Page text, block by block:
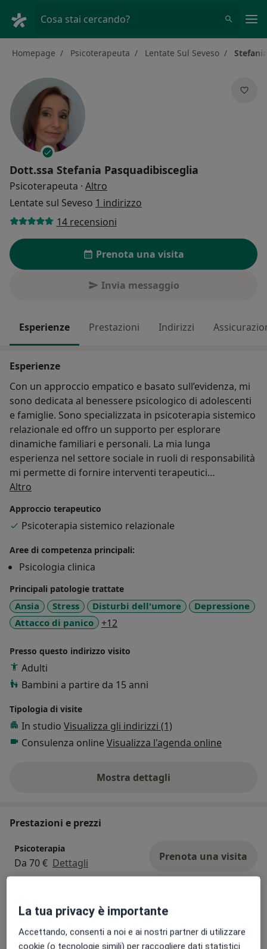
Cosa stai cercando?
Homepage Psicoterapeuta Lentate Sul Seveso
Dott.ssa Stefania Pasquadibisceglia
Psicoterapeuta · Altro
Lentate sul Seveso 1 indirizzo
14 recensioni
Prenota una visita
Invia messaggio
Esperienze Prestazioni Indirizzi
Esperienze
Con un approccio empatico e basato sull’evidenza, mi
sono dedicata al benessere psicologico di adolescenti
e famiglie. Sono specializzata in psicoterapia sistemico
relazionale ed offro un supporto per esplorare
dinamiche familiari e personali. La mia lunga
esperienza nel settore sociale in ruoli di responsabilità
mi permette di fornire interventi terapeutici
personalizzati, promuovendo il superamento delle
Altro
Approccio terapeutico
Psicoterapia sistemico relazionale
Aree di competenza principali:
Psicologia clinica
Principali patologie trattate
Ansia Stress Disturbi dell'umore
Depressione
Attacco di panico
+12a11y_sr_more_diseases
Presso questo indirizzo visito
Adulti
Bambini a partire da 15 anni
Tipologia di visite
In studio Visualizza gli indirizzi (1)
Consulenza online Visualizza l'agenda online
Mostra dettagli
sull'esperienza
Prestazioni e prezzi
Psicoterapia
Da 70 € Dettagli Prenota una visita
Da 50 € Dettagli Prenota una visita
La tua privacy è importante
Accettando, consenti a noi e ai nostri partner di utilizzare
cookie (o tecnologie simili) per raccogliere dati statistici